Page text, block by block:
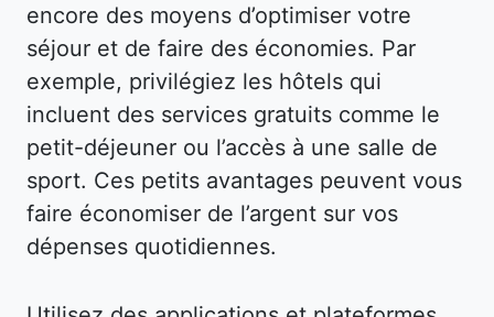
encore des moyens d’optimiser votre
séjour et de faire des économies. Par
exemple, privilégiez les hôtels qui
incluent des services gratuits comme le
petit-déjeuner ou l’accès à une salle de
sport. Ces petits avantages peuvent vous
faire économiser de l’argent sur vos
dépenses quotidiennes.